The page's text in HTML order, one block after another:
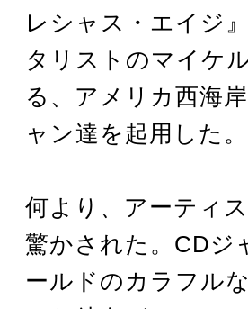
レシャス・エイジ
タリストのマイケ
る、アメリカ西海
ャン達を起用した。
何より、アーティ
驚かされた。CDジ
ールドのカラフル